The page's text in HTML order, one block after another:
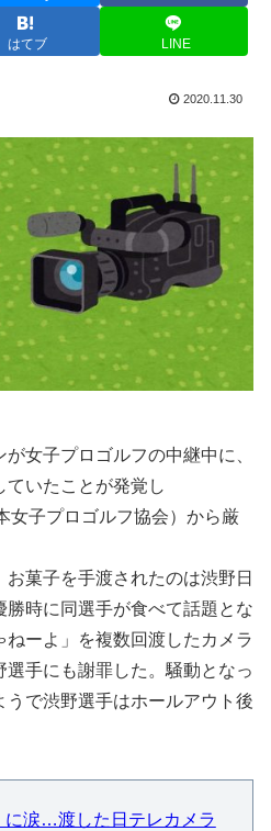
はてブ LINE
2020.11.30
女子プロゴルフの中継中に、
ていたことが発覚し
女子プロゴルフ協会）から厳
菓子を手渡されたのは渋野日
時に同選手が食べて話題とな
ねーよ」を複数回渡したカメラ
手にも謝罪した。騒動となっ
で渋野選手はホールアウト後
に涙…渡した日テレカメラ